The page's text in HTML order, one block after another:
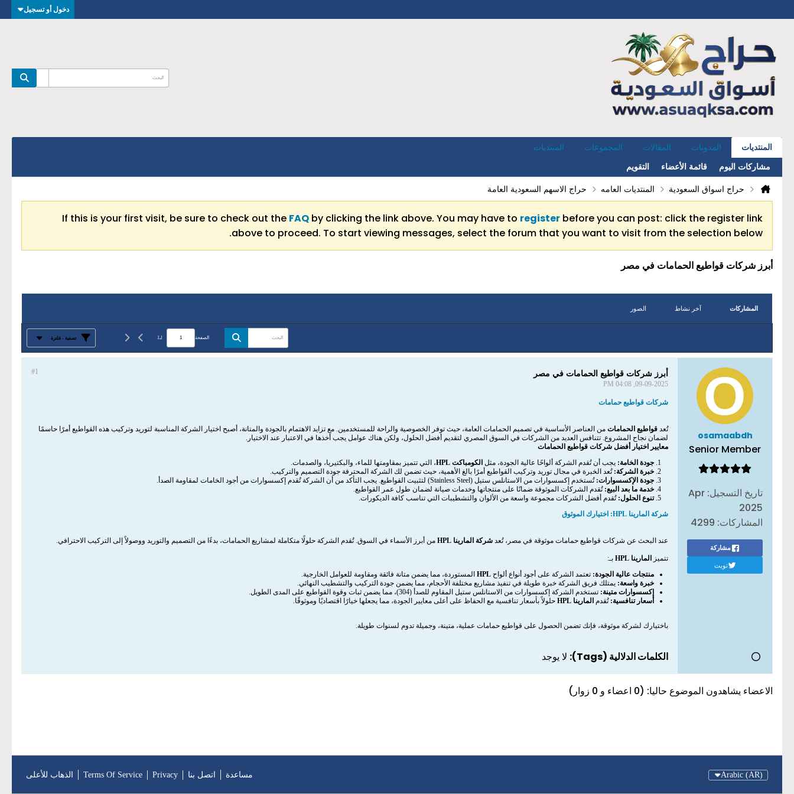
دخول أو تسجيل
المنتديات المدونات المقالات المجموعات المنتديات
مشاركات اليوم قائمة الأعضاء التقويم
حراج اسواق السعودية المنتديات العامه حراج الاسهم السعودية العامة
If this is your first visit, be sure to check out the FAQ by clicking the link above. You may have to register before you can post: click the register link
above to proceed. To start viewing messages, select the forum that you want to visit from the selection below.
أبرز شركات قواطيع الحمامات في مصر
المشاركات آخر نشاط الصور
الصفحة لـ1 تصفية - فلترة
osamaabdh
Senior Member
تاريخ التسجيل: Apr
2025
المشاركات: 4299
مشاركة
تويت
#1 أبرز شركات قواطيع الحمامات في مصر
09-09-2025, 04:08 PM
شركات قواطيع حمامات
تُعد قواطيع الحمامات من العناصر الأساسية في تصميم الحمامات العامة، حيث توفر الخصوصية والراحة للمستخدمين. مع تزايد الاهتمام بالجودة والمتانة، أصبح اختيار الشركة المناسبة لتوريد وتركيب هذه القواطيع أمرًا حاسمًا
لضمان نجاح المشروع. تتنافس العديد من الشركات في السوق المصري لتقديم أفضل الحلول، ولكن هناك عوامل يجب أخذها في الاعتبار عند الاختيار.
معايير اختيار أفضل شركات قواطيع الحمامات
جودة الخامة: يجب أن تُقدم الشركة ألواحًا عالية الجودة، مثل الكومباكت HPL
، التي تتميز بمقاومتها للماء، والبكتيريا، والصدمات.
خبرة الشركة: تُعد الخبرة في مجال توريد وتركيب القواطيع أمرًا بالغ الأهمية، حيث تضمن لك الشركة المحترفة جودة التصميم والتركيب.
جودة الإكسسوارات: تُستخدم إكسسوارات من الاستانلس ستيل (Stainless Steel) لتثبيت القواطيع. يجب التأكد من أن الشركة تُقدم إكسسوارات من أجود الخامات لمقاومة الصدأ.
خدمة ما بعد البيع: تُقدم الشركات الموثوقة ضمانًا على منتجاتها وخدمات صيانة لضمان طول عمر القواطيع.
تنوع الحلول: تُقدم أفضل الشركات مجموعة واسعة من الألوان والتشطيبات التي تناسب كافة الديكورات.
شركة المارينا HPL: اختيارك الموثوق
عند البحث عن شركات قواطيع حمامات موثوقة في مصر، تُعد شركة المارينا HPL من أبرز الأسماء في السوق. تُقدم الشركة حلولًا متكاملة لمشاريع الحمامات، بدءًا من التصميم والتوريد ووصولاً إلى التركيب الاحترافي.
تتميز المارينا HPL
بـ:
منتجات عالية الجودة: تعتمد الشركة على أجود أنواع ألواح HPL المستوردة، مما يضمن متانة فائقة ومقاومة للعوامل الخارجية.
خبرة واسعة: يمتلك فريق الشركة خبرة طويلة في تنفيذ مشاريع مختلفة الأحجام، مما يضمن جودة التركيب والتشطيب النهائي.
إكسسوارات متينة: تستخدم الشركة إكسسوارات من الاستانلس ستيل المقاوم للصدأ (304)، مما يضمن ثبات وقوة القواطيع على المدى الطويل.
أسعار تنافسية: تُقدم المارينا HPL حلولاً بأسعار تنافسية مع الحفاظ على أعلى معايير الجودة، مما يجعلها خيارًا اقتصاديًا وموثوقًا.
باختيارك لشركة موثوقة، فإنك تضمن الحصول على قواطيع حمامات عملية، متينة، وجميلة تدوم لسنوات طويلة.
الكلمات الدلالية (Tags): لا يوجد
الاعضاء يشاهدون الموضوع حاليا: (0 اعضاء و 0 زوار)
Arabic (AR) مساعدة اتصل بنا Privacy
Terms Of Service الذهاب للأعلى